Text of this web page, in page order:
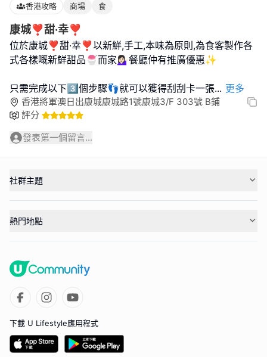
香港攻略 商場 食
康城❣︎甜·幸❣︎
位於康城❣︎甜·幸❣︎以新鮮,手工,本味為原則,為食客製作各
式各樣嘅新鮮甜品🍧而家💁🏻‍♀️餐廳仲有推廣優惠✨
只需完成以下3️⃣個步驟👣就可以獲得刮刮卡一張... 更多
香港將軍澳日出康城康城路1號康城3/F 303號 B鋪
評分
發表第一個留言...
社群主題
熱門地點
下載 U Lifestyle應用程式